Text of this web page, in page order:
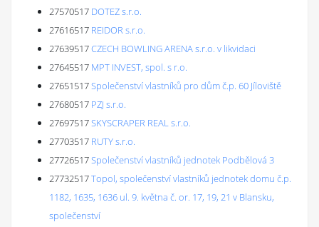
27570517 DOTEZ s.r.o.
27616517 REIDOR s.r.o.
27639517CZECH BOWLING ARENA s.r.o. v likvidaci
27645517 MPT INVEST, spol. s r.o.
27651517Společenství vlastníků pro dům č.p. 60 Jíloviště
27680517 PZJ s.r.o.
27697517SKYSCRAPER REAL s.r.o.
27703517 RUTY s.r.o.
27726517Společenství vlastníků jednotek Podbělová 3
27732517Topol, společenství vlastníků jednotek domu č.p.
1182, 1635, 1636 ul. 9. května č. or. 17, 19, 21 v Blansku,
společenství